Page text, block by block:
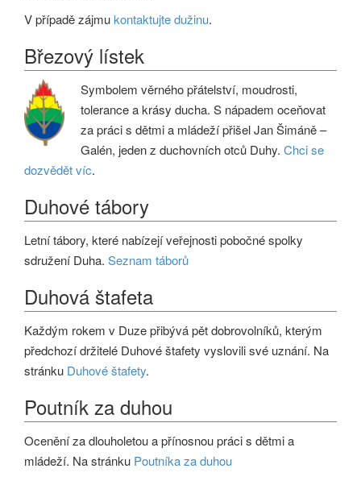
V případě zájmukontaktujte dužinu.
Březový lístek
Symbolem věrného přátelství, moudrosti,
tolerance a krásy ducha. S nápadem oceňovat
za práci s dětmi a mládeží přišel Jan Šimáně –
Galén, jeden z duchovních otců Duhy. Chci se
dozvědět víc.
Duhové tábory
Letní tábory, které nabízejí veřejnosti pobočné spolky
sdružení Duha. Seznam táborů
Duhová štafeta
Každým rokem v Duze přibývá pět dobrovolníků, kterým
předchozí držitelé Duhové štafety vyslovili své uznání. Na
stránku Duhové štafety.
Poutník za duhou
Ocenění za dlouholetou a přínosnou práci s dětmi a
mládeží. Na stránku Poutníka za duhou